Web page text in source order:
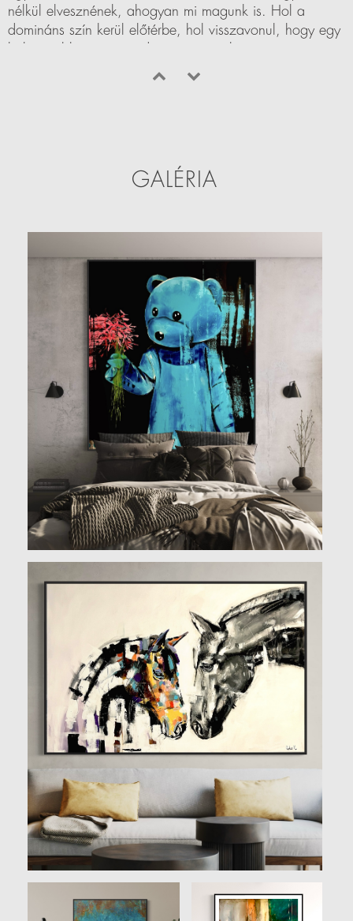
nélkül elvesznének, ahogyan mi magunk is. Hol a
domináns szín kerül előtérbe, hol visszavonul, hogy egy
A közeljövőben a párommal művészeti galériát
GALÉRIA